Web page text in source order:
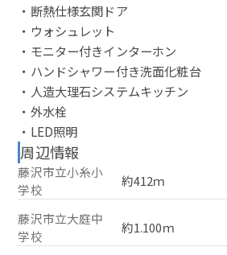
・断熱仕様玄関ドア
・ウォシュレット
・モニター付きインターホン
・ハンドシャワー付き洗面化粧台
・人造大理石システムキッチン
・外水栓
・LED照明
周辺情報
藤沢市立小糸小
学校
約412ｍ
藤沢市立大庭中
学校
約1.100ｍ